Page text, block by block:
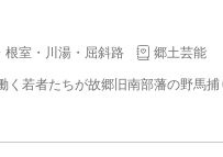
根室・川湯・屈斜路
郷土芸能